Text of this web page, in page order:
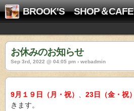
BROOK'S SHOP＆CAFE
お休みのお知らせ
Sep 3rd, 2022 @ 04:05 pm › webadmin
9月１９日（月・祝） 23日（金・祝）
きます。